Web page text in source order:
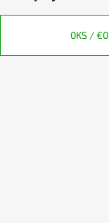
0KS /€0